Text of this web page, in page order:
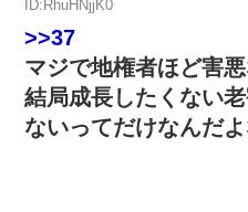
ID:RhuHNjjK0
>>37
マジで地権者ほど害
結局成長したくない
ないってだけなんだ